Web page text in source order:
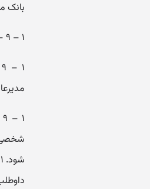
بانک
۱ – ۹ – ۱ - نماینده مجمع عمومی مؤسس مؤسسه اعتباری در شرف تأسیس؛
شخصی